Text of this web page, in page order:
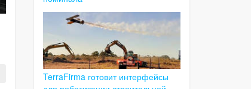
TerraFirma готовит интерфейсы